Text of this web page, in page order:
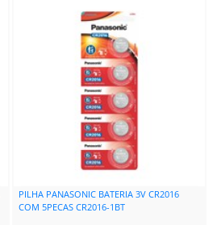
PILHA PANASONIC BATERIA 3V CR2016
COM 5PECAS CR2016-1BT